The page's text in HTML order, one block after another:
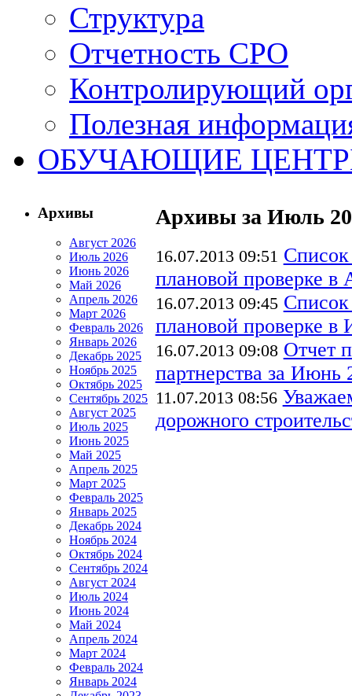
Структура
Отчетность СРО
Контролирующий
Полезная
ОБУЧАЮЩИЕ
Архивы
Август 2026
Июль 2026
Июнь 2026
Май 2026
Апрель 2026
Март 2026
Февраль 2026
Январь 2026
Декабрь 2025
Ноябрь 2025
Октябрь 2025
Сентябрь 2025
Август 2025
Июль 2025
Июнь 2025
Май 2025
Апрель 2025
Март 2025
Февраль 2025
Январь 2025
Декабрь 2024
Ноябрь 2024
Октябрь 2024
Сентябрь 2024
Август 2024
Июль 2024
Июнь 2024
Май 2024
Апрель 2024
Март 2024
Февраль 2024
Январь 2024
Архивы за Июль
16.07.2013 09:51
плановой проверке в
16.07.2013 09:45
плановой проверке
16.07.2013 09:08 Отчет
партнерства за Июнь
11.07.2013 08:56
дорожного